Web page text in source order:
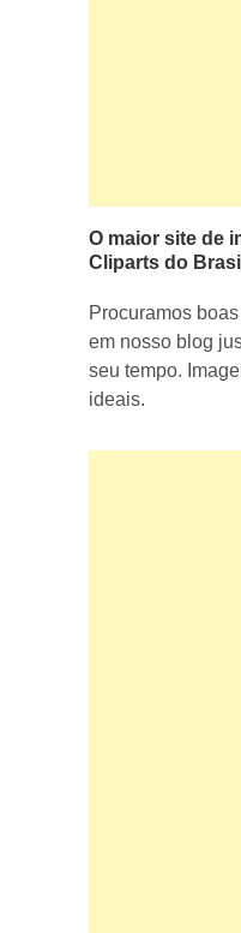
O maior site de
Cliparts do Brasil
Procuramos
em nosso blog
seu tempo.
ideais.